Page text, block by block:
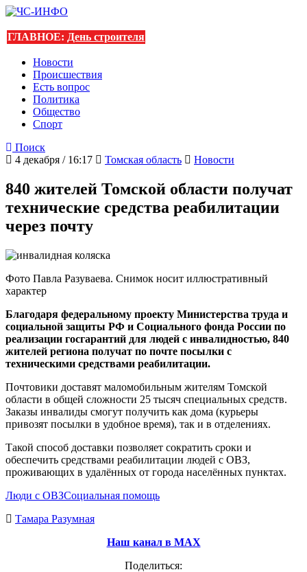
ГЛАВНОЕ: День строителя
Новости
Происшествия
Есть вопрос
Политика
Общество
Спорт
Поиск
4 декабря / 16:17
Томская область Новости
840 жителей Томской области получат
технические средства реабилитации
через почту
Фото Павла Разуваева. Снимок носит иллюстративный
характер
Благодаря федеральному проекту Министерства труда и
социальной защиты РФ и Социального фонда России по
реализации госгарантий для людей с инвалидностью, 840
жителей региона получат по почте посылки с
техническими средствами реабилитации.
Почтовики доставят маломобильным жителям Томской
области в общей сложности 25 тысяч специальных средств.
Заказы инвалиды смогут получить как дома (курьеры
привозят посылки в удобное время), так и в отделениях.
Такой способ доставки позволяет сократить сроки и
обеспечить средствами реабилитации людей с ОВЗ,
проживающих в удалённых от города населённых пунктах.
Люди с ОВЗСоциальная помощь
Тамара Разумная
Наш канал в МАХ
Поделиться: